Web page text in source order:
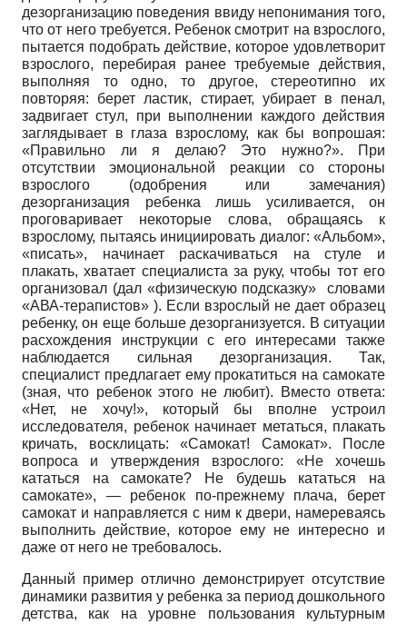
дезорганизацию поведения ввиду непонимания того,
что от него требуется. Ребенок смотрит на взрослого,
пытается подобрать действие, которое удовлетворит
взрослого, перебирая ранее требуемые действия,
выполняя то одно, то другое, стереотипно их
повторяя: берет ластик, стирает, убирает в пенал,
задвигает стул, при выполнении каждого действия
заглядывает в глаза взрослому, как бы вопрошая:
«Правильно ли я делаю? Это нужно?». При
отсутствии эмоциональной реакции со стороны
взрослого (одобрения или замечания)
дезорганизация ребенка лишь усиливается, он
проговаривает некоторые слова, обращаясь к
взрослому, пытаясь инициировать диалог: «Альбом»,
«писать», начинает раскачиваться на стуле и
плакать, хватает специалиста за руку, чтобы тот его
организовал (дал «физическую подсказку» словами
«АВА-терапистов» ). Если взрослый не дает образец
ребенку, он еще больше дезорганизуется. В ситуации
расхождения инструкции с его интересами также
наблюдается сильная дезорганизация. Так,
специалист предлагает ему прокатиться на самокате
(зная, что ребенок этого не любит). Вместо ответа:
«Нет, не хочу!», который бы вполне устроил
исследователя, ребенок начинает метаться, плакать
кричать, восклицать: «Самокат! Самокат». После
вопроса и утверждения взрослого: «Не хочешь
кататься на самокате? Не будешь кататься на
самокате», — ребенок по-прежнему плача, берет
самокат и направляется с ним к двери, намереваясь
выполнить действие, которое ему не интересно и
даже от него не требовалось.
Данный пример отлично демонстрирует отсутствие
динамики развития у ребенка за период дошкольного
детства, как на уровне пользования культурным